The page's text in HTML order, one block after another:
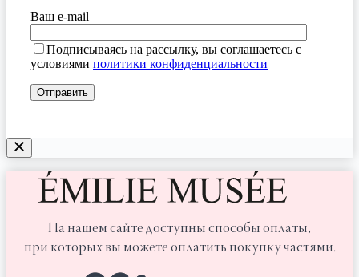
Ваш e-mail
Подписываясь на рассылку, вы соглашаетесь с
условиями политики конфиденциальности
На нашем сайте доступны способы оплаты,
при которых вы можете оплатить покупку частями.